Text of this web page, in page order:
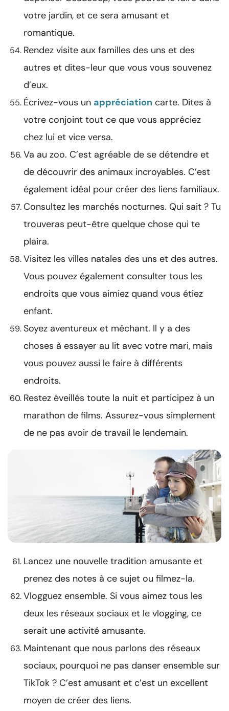
votre jardin, et ce sera amusant et
romantique.
Rendez visite aux familles des uns et des
autres et dites-leur que vous vous souvenez
d’eux.
Écrivez-vous un appréciation carte. Dites à
votre conjoint tout ce que vous appréciez
chez lui et vice versa.
Va au zoo. C’est agréable de se détendre et
de découvrir des animaux incroyables. C’est
également idéal pour créer des liens familiaux.
Consultez les marchés nocturnes. Qui sait ? Tu
trouveras peut-être quelque chose qui te
plaira.
Visitez les villes natales des uns et des autres.
Vous pouvez également consulter tous les
endroits que vous aimiez quand vous étiez
enfant.
Soyez aventureux et méchant. Il y a des
choses à essayer au lit avec votre mari, mais
vous pouvez aussi le faire à différents
endroits.
Restez éveillés toute la nuit et participez à un
marathon de films. Assurez-vous simplement
de ne pas avoir de travail le lendemain.
Lancez une nouvelle tradition amusante et
prenez des notes à ce sujet ou filmez-la.
Vlogguez ensemble. Si vous aimez tous les
deux les réseaux sociaux et le vlogging, ce
serait une activité amusante.
Maintenant que nous parlons des réseaux
sociaux, pourquoi ne pas danser ensemble sur
TikTok ? C’est amusant et c’est un excellent
moyen de créer des liens.